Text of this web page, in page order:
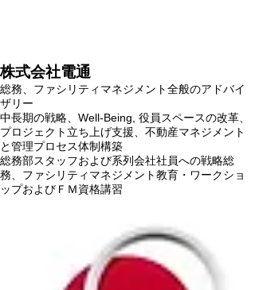
株式会社電通
総務、ファシリティマネジメント全般のアドバイ
ザリー
中長期の戦略、Well-Being, 役員スペースの改革、
プロジェクト立ち上げ支援、不動産マネジメント
と管理プロセス体制構築
総務部スタッフおよび系列会社社員への戦略総
務、ファシリティマネジメント教育・ワークショ
ップおよびＦＭ資格講習